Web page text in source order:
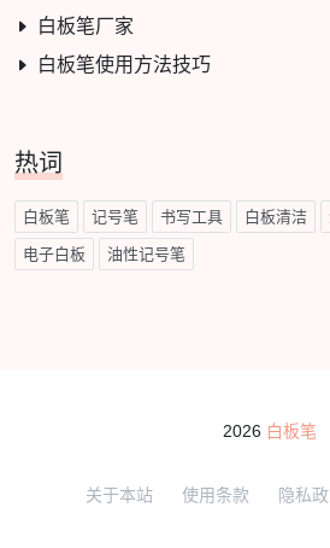
白板笔厂家
白板笔使用方法技巧
热词
白板笔 记号笔 书写工具 白板清洁
电子白板 油性记号笔
2026 白板笔
关于本站 使用条款 隐私